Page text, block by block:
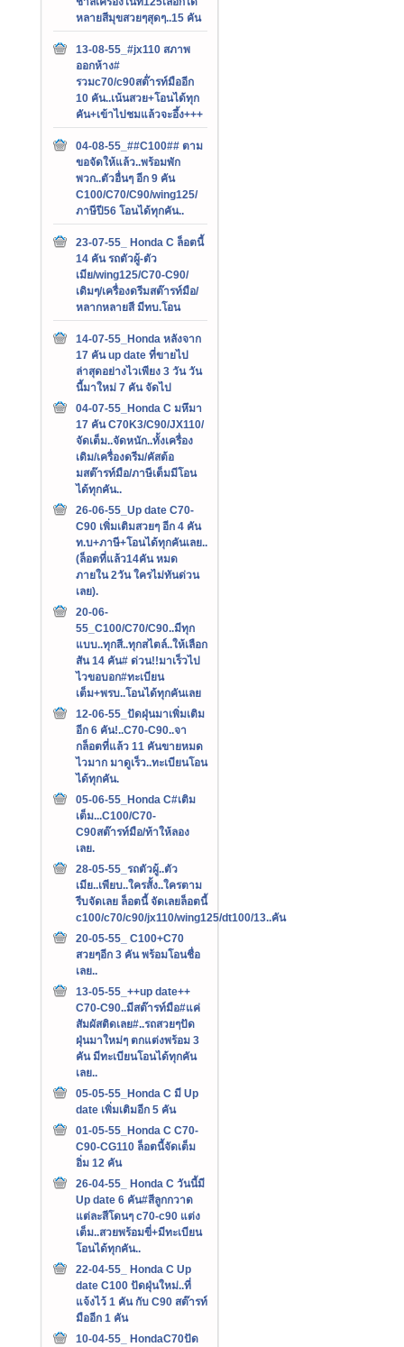
หลายสีมุขสวยๆสุดๆ..15 คัน
13-08-55_#jx110 สภาพ
ออกห้าง#
รวมc70/c90สต๊่ารท์มืออีก
10 คัน..เน้นสวย+โอนได้ทุก
คัน+เข้าไปชมแล้วจะอึ้ง+++
04-08-55_##C100## ตาม
ขอจัดให้แล้ว..พร้อมพัก
พวก..ตัวอื่นๆ อีก 9 คัน
C100/C70/C90/wing125/
ภาษีปี56 โอนได้ทุกคัน..
23-07-55_ Honda C ล็อตนี้
14 คัน รถตัวผู้-ตัว
เมีย/wing125/C70-C90/
เดิมๆ/เครื่องดรีมสต๊ารท์มือ/
หลากหลายสี มีทบ.โอน
14-07-55_Honda หลังจาก
17 คัน up date ที่ขายไป
ล่าสุดอย่างไวเพียง 3 วัน วัน
นี้มาใหม่ 7 คัน จัดไป
04-07-55_Honda C มหึมา
17 คัน C70K3/C90/JX110/
จัดเต็ม..จัดหนัก..ทั้งเครื่อง
เดิม/เครื่องดรีม/คัสต้อ
มสต๊ารท์มือ/ภาษีเต็มมีโอน
ได้ทุกคัน..
26-06-55_Up date C70-
C90 เพิ่มเติมสวยๆ อีก 4 คัน
ท.บ+ภาษี+โอนได้ทุกคันเลย..
(ล็อตที่แล้ว14คัน หมด
ภายใน 2วัน ใครไม่ทันด่วน
เลย).
20-06-
55_C100/C70/C90..มีทุก
แบบ..ทุกสี..ทุกสไตล์..ให้เลือก
สัน 14 คัน# ด่วน!!มาเร็วไป
ไวขอบอก#ทะเบียน
เต็ม+พรบ..โอนได้ทุกคันเลย
12-06-55_ปัดฝุ่นมาเพิ่มเติม
อีก 6 คัน!..C70-C90..จา
กล็อตที่แล้ว 11 คันขายหมด
ไวมาก มาดูเร็ว..ทะเบียนโอน
ได้ทุกคัน.
05-06-55_Honda C#เติม
เต็ม...C100/C70-
C90สต๊ารท์มือ/ท้าให้ลอง
เลย.
28-05-55_รถตัวผู้..ตัว
เมีย..เพียบ..ใครสั้ง..ใครตาม
รีบจัดเลย ล็อตนี้ จัดเลยล็อตนี้
c100/c70/c90/jx110/wing125/dt100/13..คัน
20-05-55_ C100+C70
สวยๆอีก 3 คัน พร้อมโอนชื่อ
เลย..
13-05-55_++up date++
C70-C90..มีสต๊ารท์มือ#แค่
สัมผัสติดเลย#..รถสวยๆปัด
ฝุ่นมาใหม่ๆ ตกแต่งพร้อม 3
คัน มีทะเบียนโอนได้ทุกคัน
เลย..
05-05-55_Honda C มี Up
date เพิ่มเติมอีก 5 คัน
01-05-55_Honda C C70-
C90-CG110 ล็อตนี้จัดเต็ม
อิ่ม 12 คัน
26-04-55_ Honda C วันนี้มี
Up date 6 คัน#สีลูกกวาด
แต่ละสีโดนๆ c70-c90 แต่ง
เต็ม..สวยพร้อมขี่+มีทะเบียน
โอนได้ทุกคัน..
22-04-55_ Honda C Up
date C100 ปัดฝุ่นใหม่..ที่
แจ้งไว้ 1 คัน กับ C90 สต๊ารท์
มืออีก 1 คัน
10-04-55_ HondaC70ปัด